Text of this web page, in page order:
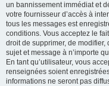
un bannissement immédiat et
votre fournisseur d’accès à
tous les messages est
conditions. Vous acceptez le
droit de supprimer, de modifier,
sujet et message à n’importe
En tant qu’utilisateur, vous
renseignées soient
informations ne seront pas